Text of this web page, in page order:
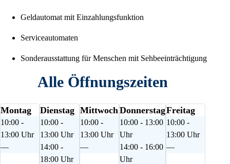
Geldautomat mit Einzahlungsfunktion
Serviceautomaten
Sonderausstattung für Menschen mit Sehbeeinträchtigung
Alle Öffnungszeiten
Montag
10:00 -
13:00 Uhr
—
Dienstag
10:00 -
13:00 Uhr
14:00 -
18:00 Uhr
Mittwoch
10:00 -
13:00 Uhr
—
Donnerstag
10:00 - 13:00
Uhr
14:00 - 16:00
Uhr
Freitag
10:00 -
13:00 Uhr
—